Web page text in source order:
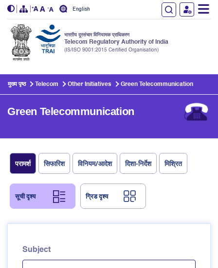
English
भारतीय दूरसंचार विनियामक प्राधिकरण
Telecom Regulatory Authority of India
(IS/ISO 9001:2015 Certified Organisation)
मुख्य पृष्ठ Telecom Other Initiatives Green Telecommunication
Green Telecommunication
परामर्श सिफारिश विनियम/आदेश दिशा-निर्देश मिश्रित
सूची दृश्य ग्रिड दृश्य
Subject